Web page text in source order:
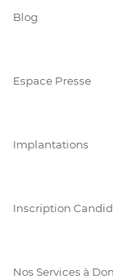
Blog
Espace Presse
Implantations
Inscription
Nos Services à